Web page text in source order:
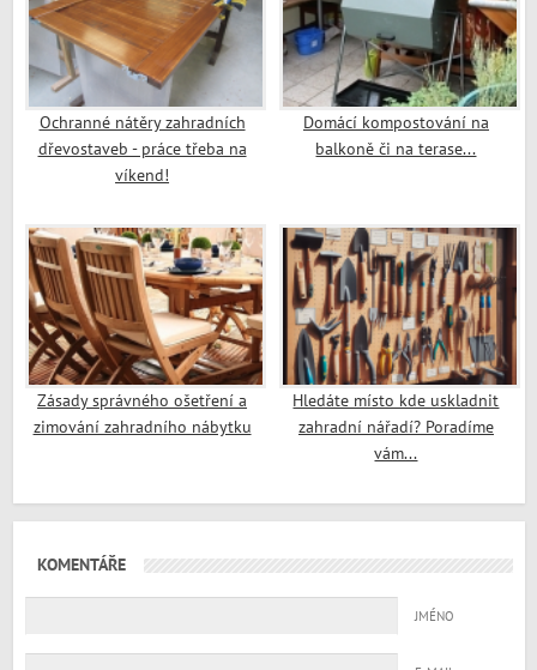
Ochranné nátěry zahradních
dřevostaveb - práce třeba na
víkend!
Domácí kompostování na
balkoně či na terase...
Zásady správného ošetření a
zimování zahradního nábytku
Hledáte místo kde uskladnit
zahradní nářadí? Poradíme
vám...
KOMENTÁŘE
JMÉNO